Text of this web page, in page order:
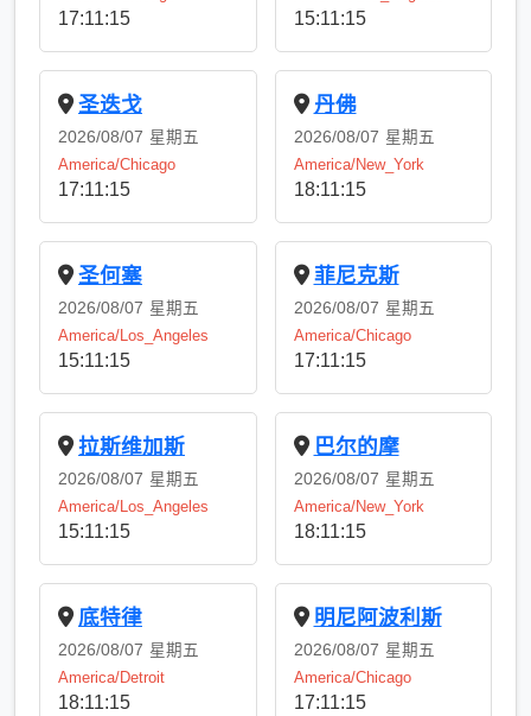
17:11:15 15:11:15
圣迭戈
2026/08/07 星期五
America/Chicago
17:11:15
丹佛
2026/08/07 星期五
America/New_York
18:11:15
圣何塞
2026/08/07 星期五
America/Los_Angeles
15:11:15
菲尼克斯
2026/08/07 星期五
America/Chicago
17:11:15
拉斯维加斯
2026/08/07 星期五
America/Los_Angeles
15:11:15
巴尔的摩
2026/08/07 星期五
America/New_York
18:11:15
底特律
2026/08/07 星期五
America/Detroit
18:11:15
明尼阿波利斯
2026/08/07 星期五
America/Chicago
17:11:15